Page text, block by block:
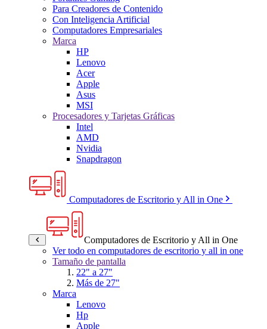
Para Creadores de Contenido
Con Inteligencia Artificial
Computadores Empresariales
Marca
HP
Lenovo
Acer
Apple
Asus
MSI
Procesadores y Tarjetas Gráficas
Intel
AMD
Nvidia
Snapdragon
Computadores de Escritorio y All in One
Computadores de Escritorio y All in One
Ver todo en computadores de escritorio y all in one
Tamaño de pantalla
22" a 27"
Más de 27"
Marca
Lenovo
Hp
Apple